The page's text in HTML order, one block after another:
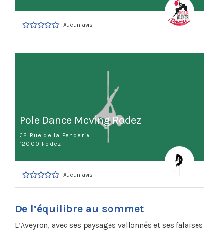
Aucun avis
Pole Dance Moving Rodez
32 Rue de la Penderie
12000 Rodez
Aucun avis
De l’équilibre au sommet
L’Aveyron, avec ses paysages vallonnés et ses falaises